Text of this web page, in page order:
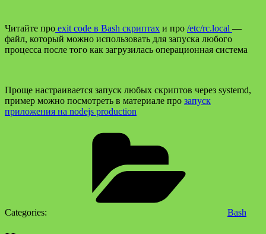
Читайте про exit code в Bash скриптах и про /etc/rc.local —
файл, который можно использовать для запуска любого
процесса после того как загрузилась операционная система
Проще настраивается запуск любых скриптов через systemd,
пример можно посмотреть в материале про запуск
приложения на nodejs production
Categories: Bash